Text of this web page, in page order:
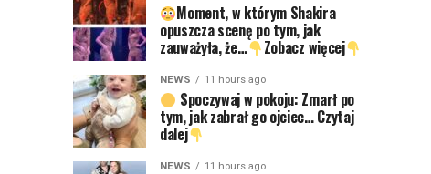
Moment, w którym Shakira
opuszcza scenę po tym, jak
zauważyła, że… Zobacz więcej
NEWS 11 hours ago
Spoczywaj w pokoju: Zmarł po
tym, jak zabrał go ojciec… Czytaj
dalej
NEWS 11 hours ago